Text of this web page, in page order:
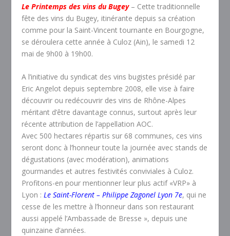
Le Printemps des vins du Bugey – Cette traditionnelle
fête des vins du Bugey, itinérante depuis sa création
comme pour la Saint-Vincent tournante en Bourgogne,
se déroulera cette année à Culoz (Ain), le samedi 12
mai de 9h00 à 19h00.
A l’initiative du syndicat des vins bugistes présidé par
Eric Angelot depuis septembre 2008, elle vise à faire
découvrir ou redécouvrir des vins de Rhône-Alpes
méritant d’être davantage connus, surtout après leur
récente attribution de l’appellation AOC.
Avec 500 hectares répartis sur 68 communes, ces vins
seront donc à l’honneur toute la journée avec stands de
dégustations (avec modération), animations
gourmandes et autres festivités conviviales à Culoz.
Profitons-en pour mentionner leur plus actif «VRP» à
Lyon :Le Saint-Florent – Philippe Zagonel Lyon 7e, qui ne
cesse de les mettre à l’honneur dans son restaurant
aussi appelé l’Ambassade de Bresse », depuis une
quinzaine d’années.